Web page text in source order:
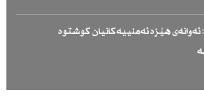
ئەوانەی هێزە ئەمنییەكانیان كوشتوە